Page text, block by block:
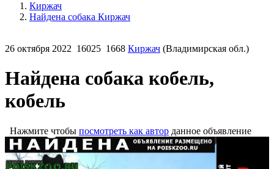
Киржач
Найдена собака Киржач
26 октября 2022 16025 1668 Киржач (Владимирская обл.)
Найдена собака кобель,
кобель
Нажмите чтобы посмотреть как автор данное объявление